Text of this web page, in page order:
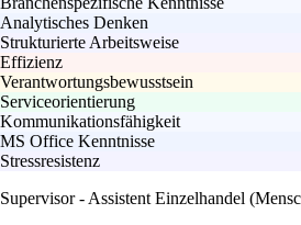
Analytisches Denken
Strukturierte Arbeitsweise
Effizienz
Verantwortungsbewusstsein
Serviceorientierung
Kommunikationsfähigkeit
MS Office Kenntnisse
Stressresistenz
Supervisor - Assistent Einzelhandel